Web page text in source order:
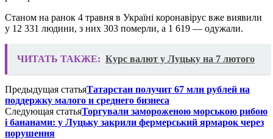
Станом на ранок 4 травня в Україні коронавірус вже виявили
у 12 331 людини, з них 303 померли, а 1 619 — одужали.
ЧИТАТЬ ТАКЖЕ: Курс валют у Луцьку на 7 лютого
Предыдущая статьяТатарстан получит 67 млн рублей на
поддержку малого и среднего бизнеса
Следующая статьяТоргували замороженою морською рибою
і бананами: у Луцьку закрили фермерський ярмарок через
порушення